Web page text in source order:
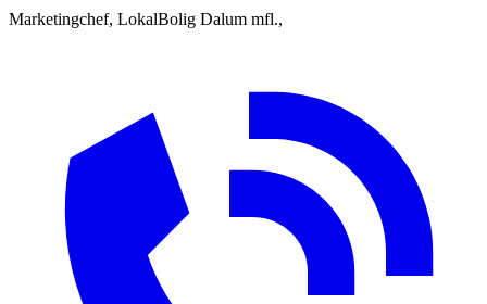
Marketingchef, LokalBolig Dalum mfl.,